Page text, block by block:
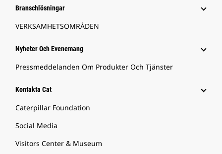
Branschlösningar
VERKSAMHETSOMRÅDEN
Nyheter Och Evenemang
Pressmeddelanden Om Produkter Och Tjänster
Kontakta Cat
Caterpillar Foundation
Social Media
Visitors Center & Museum